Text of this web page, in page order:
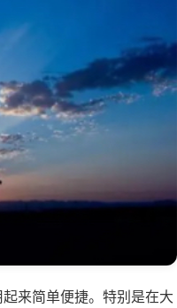
来简单便捷。特别是在大